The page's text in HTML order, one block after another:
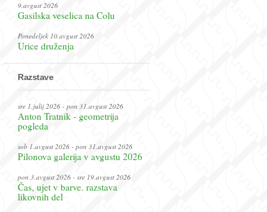
9.avgust 2026
Gasilska veselica na Colu
Ponedeljek 10.avgust 2026
Urice druženja
Razstave
sre 1.julij 2026 - pon 31.avgust 2026
Anton Tratnik - geometrija
pogleda
sob 1.avgust 2026 - pon 31.avgust 2026
Pilonova galerija v avgustu 2026
pon 3.avgust 2026 - sre 19.avgust 2026
Čas, ujet v barve. razstava
likovnih del